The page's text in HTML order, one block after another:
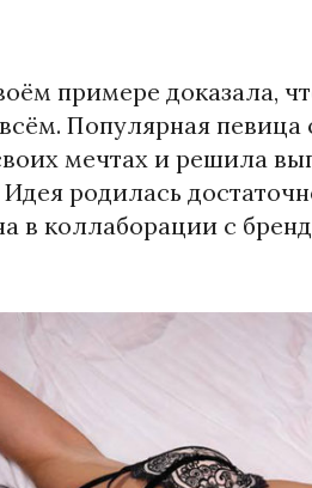
примере доказала,
Популярная певица
мечтах и решила
родилась
в коллаборации с